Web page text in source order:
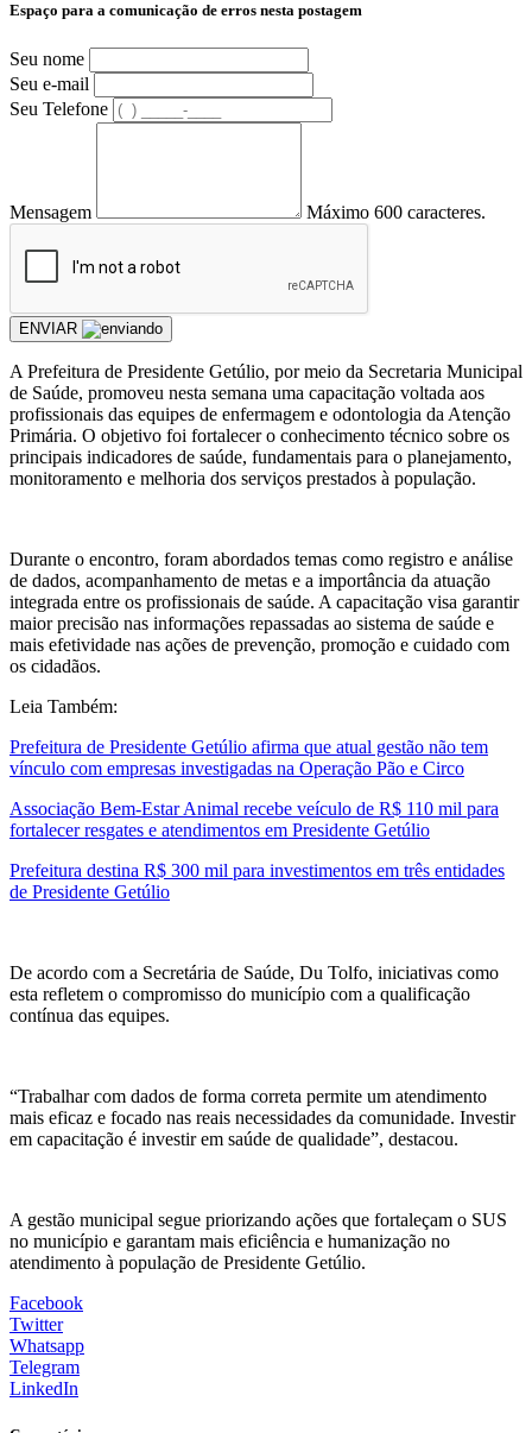
Espaço para a comunicação de erros nesta postagem
Seu nome
Seu e-mail
Seu Telefone
Mensagem Máximo 600 caracteres.
ENVIAR
A Prefeitura de Presidente Getúlio, por meio da Secretaria Municipal
de Saúde, promoveu nesta semana uma capacitação voltada aos
profissionais das equipes de enfermagem e odontologia da Atenção
Primária. O objetivo foi fortalecer o conhecimento técnico sobre os
principais indicadores de saúde, fundamentais para o planejamento,
monitoramento e melhoria dos serviços prestados à população.
Durante o encontro, foram abordados temas como registro e análise
de dados, acompanhamento de metas e a importância da atuação
integrada entre os profissionais de saúde. A capacitação visa garantir
maior precisão nas informações repassadas ao sistema de saúde e
mais efetividade nas ações de prevenção, promoção e cuidado com
os cidadãos.
Leia Também:
Prefeitura de Presidente Getúlio afirma que atual gestão não tem
vínculo com empresas investigadas na Operação Pão e Circo
Associação Bem-Estar Animal recebe veículo de R$ 110 mil para
fortalecer resgates e atendimentos em Presidente Getúlio
Prefeitura destina R$ 300 mil para investimentos em três entidades
de Presidente Getúlio
De acordo com a Secretária de Saúde, Du Tolfo, iniciativas como
esta refletem o compromisso do município com a qualificação
contínua das equipes.
“Trabalhar com dados de forma correta permite um atendimento
mais eficaz e focado nas reais necessidades da comunidade. Investir
em capacitação é investir em saúde de qualidade”, destacou.
A gestão municipal segue priorizando ações que fortaleçam o SUS
no município e garantam mais eficiência e humanização no
atendimento à população de Presidente Getúlio.
Facebook
Twitter
Whatsapp
Telegram
LinkedIn